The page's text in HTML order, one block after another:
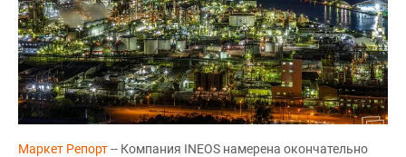
Маркет Репорт-- Компания INEOS намерена окончательно